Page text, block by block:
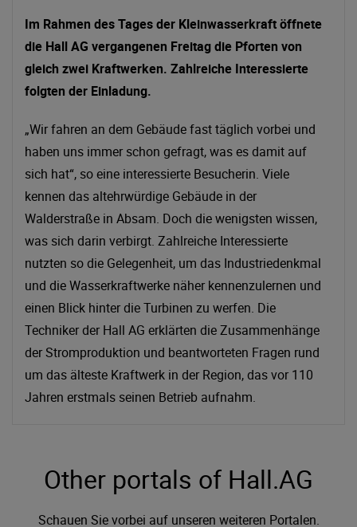
Im Rahmen des Tages der Kleinwasserkraft öffnete
die Hall AG vergangenen Freitag die Pforten von
gleich zwei Kraftwerken. Zahlreiche Interessierte
folgten der Einladung.
„Wir fahren an dem Gebäude fast täglich vorbei und
haben uns immer schon gefragt, was es damit auf
sich hat“, so eine interessierte Besucherin. Viele
kennen das altehrwürdige Gebäude in der
Walderstraße in Absam. Doch die wenigsten wissen,
was sich darin verbirgt. Zahlreiche Interessierte
nutzten so die Gelegenheit, um das Industriedenkmal
und die Wasserkraftwerke näher kennenzulernen und
einen Blick hinter die Turbinen zu werfen. Die
Techniker der Hall AG erklärten die Zusammenhänge
der Stromproduktion und beantworteten Fragen rund
um das älteste Kraftwerk in der Region, das vor 110
Jahren erstmals seinen Betrieb aufnahm.
Other portals of Hall.AG
Schauen Sie vorbei auf unseren weiteren Portalen.